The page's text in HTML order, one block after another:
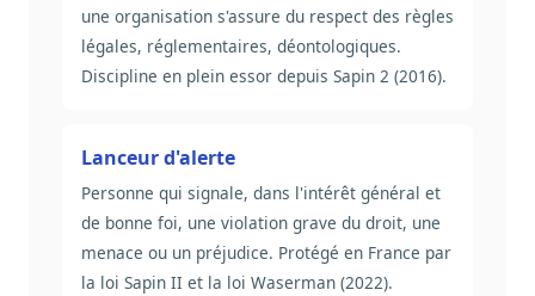
une organisation s'assure du respect des règles
légales, réglementaires, déontologiques.
Discipline en plein essor depuis Sapin 2 (2016).
Lanceur d'alerte
Personne qui signale, dans l'intérêt général et
de bonne foi, une violation grave du droit, une
menace ou un préjudice. Protégé en France par
la loi Sapin II et la loi Waserman (2022).